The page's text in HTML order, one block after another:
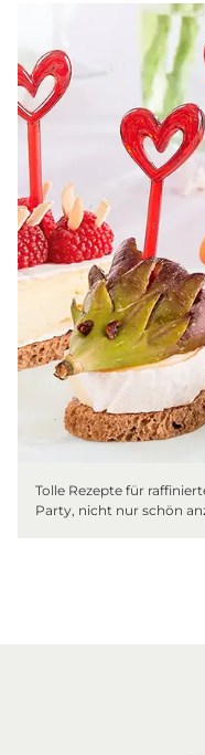
Tolle Rezepte für
Party, nicht nur schön